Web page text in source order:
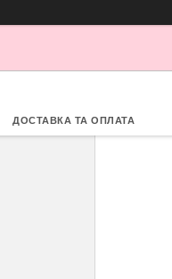
ДОСТАВКА ТА ОПЛАТА